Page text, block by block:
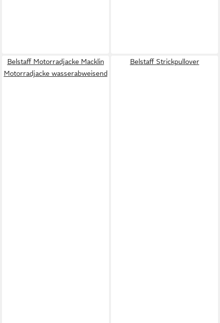
Belstaff Motorradjacke Macklin
Motorradjacke wasserabweisend
Belstaff Strickpullover